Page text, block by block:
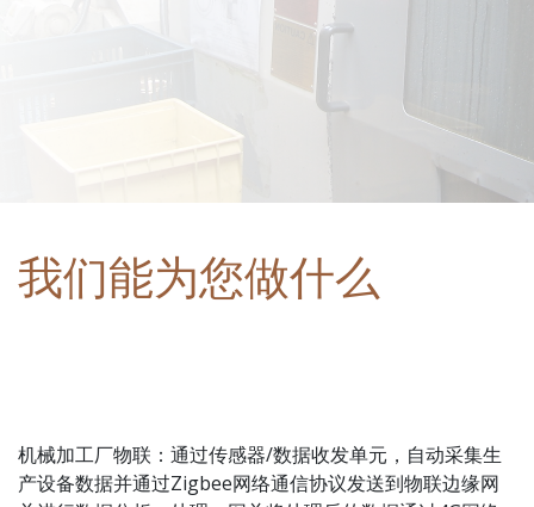
我们能为您做什么
机械加工厂物联：通过传感器/数据收发单元，自动采集生
产设备数据并通过Zigbee网络通信协议发送到物联边缘网